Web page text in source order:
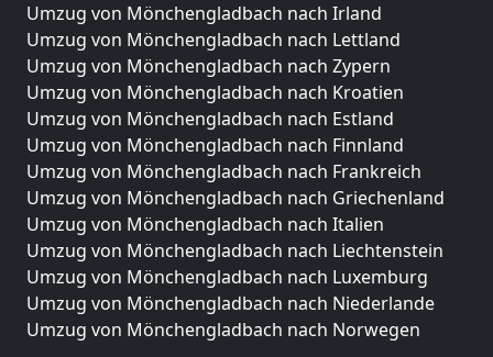
Umzug von Mönchengladbach nach Irland
Umzug von Mönchengladbach nach Lettland
Umzug von Mönchengladbach nach Zypern
Umzug von Mönchengladbach nach Kroatien
Umzug von Mönchengladbach nach Estland
Umzug von Mönchengladbach nach Finnland
Umzug von Mönchengladbach nach Frankreich
Umzug von Mönchengladbach nach Griechenland
Umzug von Mönchengladbach nach Italien
Umzug von Mönchengladbach nach Liechtenstein
Umzug von Mönchengladbach nach Luxemburg
Umzug von Mönchengladbach nach Niederlande
Umzug von Mönchengladbach nach Norwegen